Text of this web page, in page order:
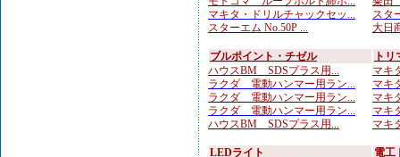
マキタ・ドリルチャックセッ...
スターエム No.50P ...
スタ
大日
ブルポイント・チゼル
ハウスBM SDSプラス用...
ラクダ 電動ハンマー用ラン...
ラクダ 電動ハンマー用ラン...
ラクダ 電動ハンマー用ラン...
ハウスBM SDSプラス用...
ト
マキ
マキ
マキ
マキ
マキ
LEDライト
電工